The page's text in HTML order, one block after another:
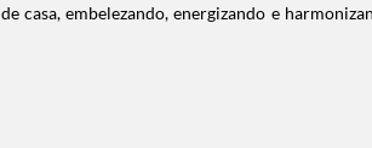
casa, embelezando, energizando e